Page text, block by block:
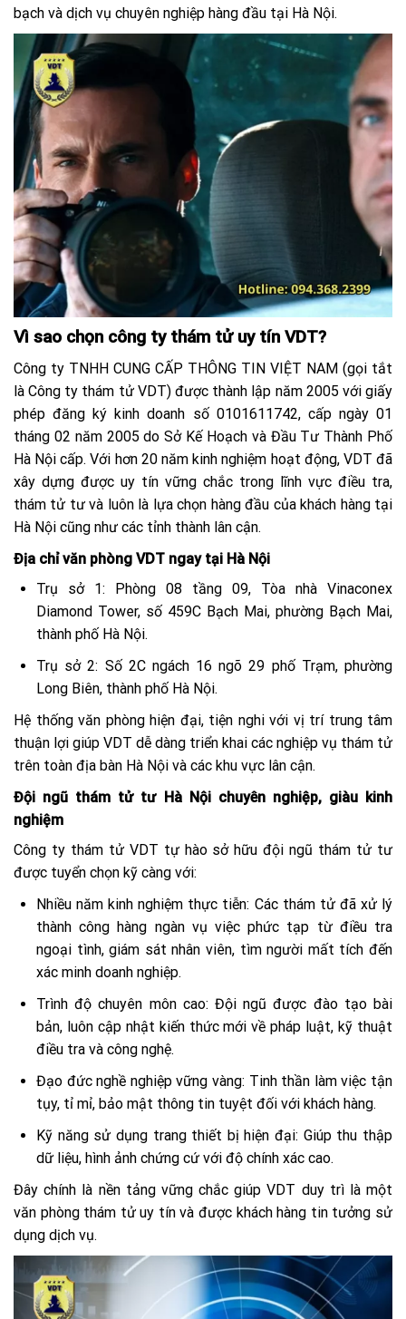
bạch và dịch vụ chuyên nghiệp hàng đầu tại Hà Nội.
Vì sao chọn công ty thám tử uy tín VDT?
Công ty TNHH CUNG CẤP THÔNG TIN VIỆT NAM (gọi tắt
là Công ty thám tử VDT) được thành lập năm 2005 với giấy
phép đăng ký kinh doanh số 0101611742, cấp ngày 01
tháng 02 năm 2005 do Sở Kế Hoạch và Đầu Tư Thành Phố
Hà Nội cấp. Với hơn 20 năm kinh nghiệm hoạt động, VDT đã
xây dựng được uy tín vững chắc trong lĩnh vực điều tra,
thám tử tư và luôn là lựa chọn hàng đầu của khách hàng tại
Hà Nội cũng như các tỉnh thành lân cận.
Địa chỉ văn phòng VDT ngay tại Hà Nội
Trụ sở 1: Phòng 08 tầng 09, Tòa nhà Vinaconex
Diamond Tower, số 459C Bạch Mai, phường Bạch Mai,
thành phố Hà Nội.
Trụ sở 2: Số 2C ngách 16 ngõ 29 phố Trạm, phường
Long Biên, thành phố Hà Nội.
Hệ thống văn phòng hiện đại, tiện nghi với vị trí trung tâm
thuận lợi giúp VDT dễ dàng triển khai các nghiệp vụ thám tử
trên toàn địa bàn Hà Nội và các khu vực lân cận.
Đội ngũ thám tử tư Hà Nội chuyên nghiệp, giàu kinh
nghiệm
Công ty thám tử VDT tự hào sở hữu đội ngũ thám tử tư
được tuyển chọn kỹ càng với:
Nhiều năm kinh nghiệm thực tiễn: Các thám tử đã xử lý
thành công hàng ngàn vụ việc phức tạp từ điều tra
ngoại tình, giám sát nhân viên, tìm người mất tích đến
xác minh doanh nghiệp.
Trình độ chuyên môn cao: Đội ngũ được đào tạo bài
bản, luôn cập nhật kiến thức mới về pháp luật, kỹ thuật
điều tra và công nghệ.
Đạo đức nghề nghiệp vững vàng: Tinh thần làm việc tận
tụy, tỉ mỉ, bảo mật thông tin tuyệt đối với khách hàng.
Kỹ năng sử dụng trang thiết bị hiện đại: Giúp thu thập
dữ liệu, hình ảnh chứng cứ với độ chính xác cao.
Đây chính là nền tảng vững chắc giúp VDT duy trì là một
văn phòng thám tử uy tín và được khách hàng tin tưởng sử
dụng dịch vụ.